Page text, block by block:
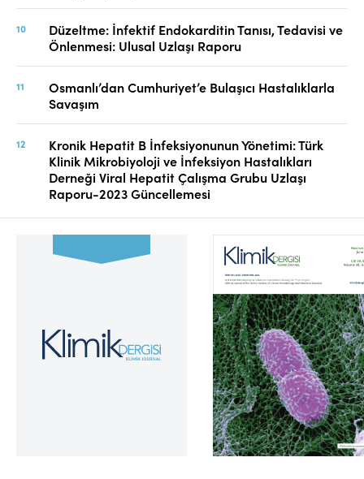
Düzeltme: İnfektif Endokarditin Tanısı, Tedavisi ve
Önlenmesi: Ulusal Uzlaşı Raporu
Osmanlı’dan Cumhuriyet’e Bulaşıcı Hastalıklarla
Savaşım
Kronik Hepatit B İnfeksiyonunun Yönetimi: Türk
Klinik Mikrobiyoloji ve İnfeksiyon Hastalıkları
Derneği Viral Hepatit Çalışma Grubu Uzlaşı
Raporu-2023 Güncellemesi
Cilt 39, Sayı 2